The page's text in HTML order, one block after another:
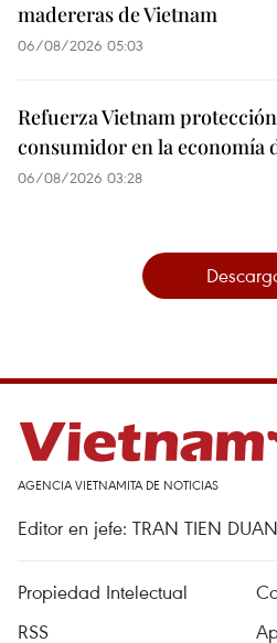
madereras de Vietnam
06/08/2026 05:03
Refuerza Vietnam
consumidor en la economía
06/08/2026 03:28
AGENCIA VIETNAMITA DE NOTICIAS
Editor en jefe: TRAN TIEN DUAN
Propiedad Intelectual
RSS